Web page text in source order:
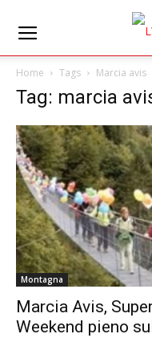
Home Tags Marcia avis
Tag: marcia
Montagna
Marcia Avis,
Weekend pieno